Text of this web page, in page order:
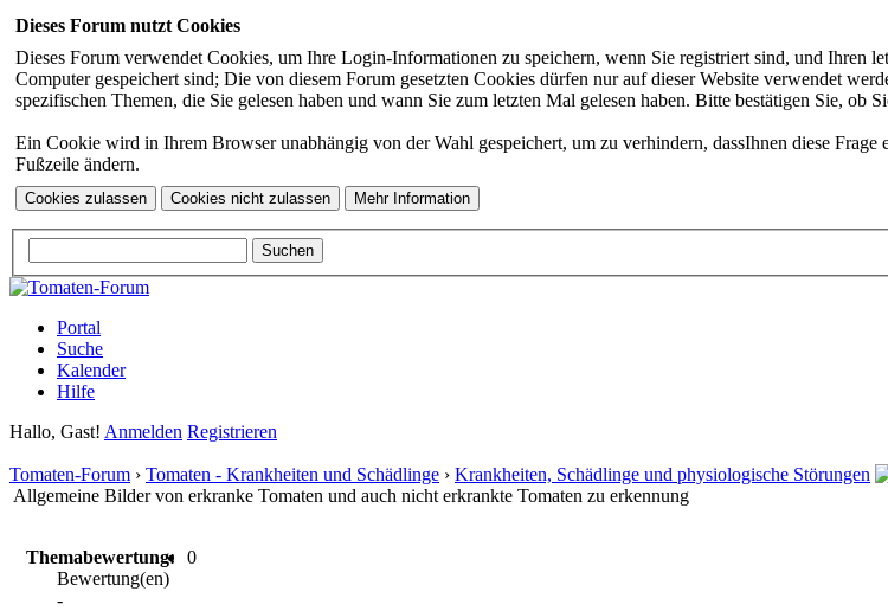
Dieses Forum nutzt Cookies
Dieses Forum verwendet Cookies, um Ihre Login-Informationen zu speichern, wenn Sie registriert sind, und Ihren
Computer gespeichert sind; Die von diesem Forum gesetzten Cookies dürfen nur auf dieser Website verwendet
spezifischen Themen, die Sie gelesen haben und wann Sie zum letzten Mal gelesen haben. Bitte bestätigen Sie, ob
Ein Cookie wird in Ihrem Browser unabhängig von der Wahl gespeichert, um zu verhindern, dassIhnen diese
Fußzeile ändern.
Portal
Suche
Kalender
Hilfe
Hallo, Gast! Anmelden Registrieren
Tomaten-Forum › Tomaten - Krankheiten und Schädlinge › Krankheiten, Schädlinge und physiologische Störungen
Allgemeine Bilder von erkranke Tomaten und auch nicht erkrankte Tomaten zu erkennung
Themabewertung:
0
Bewertung(en)
-